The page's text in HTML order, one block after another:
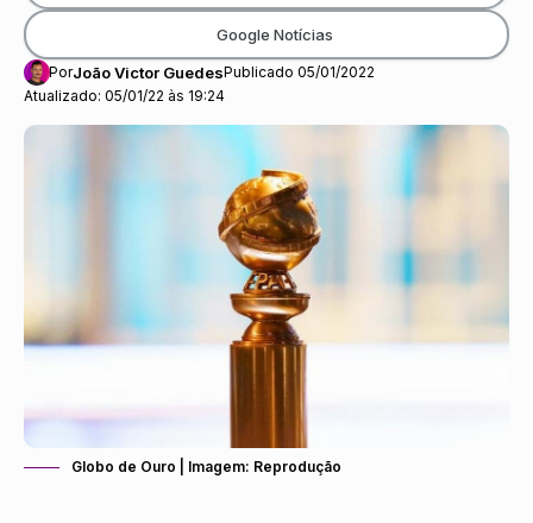
Atualizado: 05/01/22 às 19:24
PorJoão Victor GuedesPublicado 05/01/2022
Google Notícias
Globo de Ouro | Imagem: Reprodução